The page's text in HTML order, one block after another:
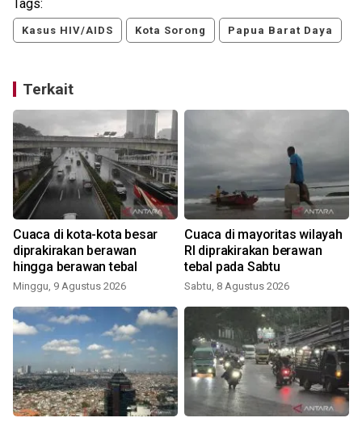
Tags:
Kasus HIV/AIDS Kota Sorong Papua Barat Daya
Terkait
Cuaca di kota-kota besar
diprakirakan berawan
hingga berawan tebal
Minggu, 9 Agustus 2026
Cuaca di mayoritas wilayah
RI diprakirakan berawan
tebal pada Sabtu
Sabtu, 8 Agustus 2026